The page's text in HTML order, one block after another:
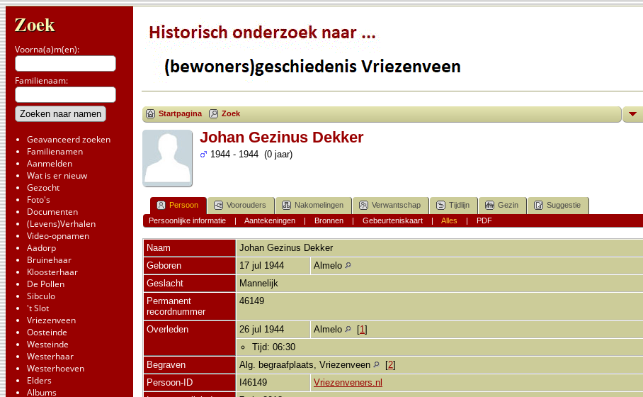
Zoek
Voorna(a)m(en):
Familienaam:
Geavanceerd zoeken
Familienamen
Aanmelden
Wat is er nieuw
Gezocht
Foto's
Documenten
(Levens)Verhalen
Video-opnamen
Aadorp
Bruinehaar
Kloosterhaar
De Pollen
Sibculo
't Slot
Vriezenveen
Oosteinde
Westeinde
Westerhaar
Westerhoeven
Elders
Albums
Startpagina Zoek
Johan Gezinus Dekker
1944 - 1944 (0 jaar)
Persoon Voorouders Nakomelingen Verwantschap Tijdlijn Gezin
Suggestie
Persoonlijke informatie| Aantekeningen| Bronnen| Gebeurteniskaart| Alles | PDF
Naam Johan Gezinus Dekker
Geboren
17 jul 1944
Almelo
Geslacht
Mannelijk
Permanent
recordnummer
46149
Overleden 26 jul 1944 Almelo [1]
Tijd: 06:30
Begraven
Alg. begraafplaats, Vriezenveen [2]
Persoon-ID
I46149
Vriezenveners.nl